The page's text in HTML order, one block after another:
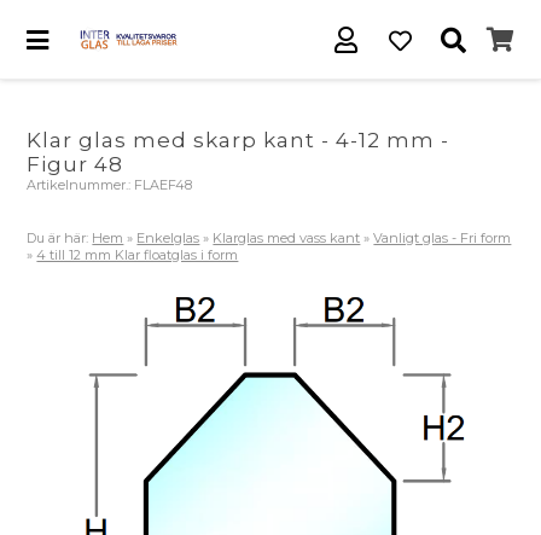
Klar glas med skarp kant - 4-12 mm -
Figur 48
Artikelnummer.: FLAEF48
Du är här: Hem » Enkelglas » Klarglas med vass kant »Vanligt glas - Fri form
»4 till 12 mm Klar floatglas i form